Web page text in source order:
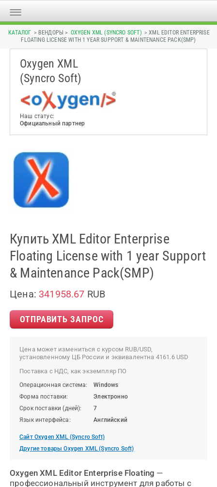
КАТАЛОГ > ВЕНДОРЫ > OXYGEN XML (SYNCRO SOFT) > XML EDITOR ENTERPRISE
FLOATING LICENSE WITH 1 YEAR SUPPORT & MAINTENANCE PACK(SMP)
Oxygen XML
(Syncro Soft)
Наш статус:
Официальный партнер
Купить XML Editor Enterprise
Floating License with 1 year Support
& Maintenance Pack(SMP)
Цена: 341958.67 RUB
ОТПРАВИТЬ ЗАПРОС
Цена может измениться с курсом RUB/USD,
установленному ЦБ России и эквивалентна 4161.6 USD
Поставка с НДС, как экземпляр ПО
Операционная система:
Windows
Форма поставки:
Электронно
Срок поставки (дней):
7
Язык интерфейса:
Английский
Сайт Oxygen XML (Syncro Soft)
Другие товары Oxygen XML (Syncro Soft)
Oxygen XML Editor Enterprise Floating —
профессиональный инструмент для работы с